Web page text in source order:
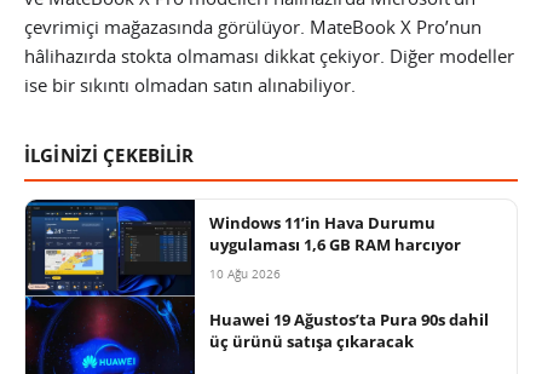
çevrimiçi mağazasında görülüyor. MateBook X Pro’nun
hâlihazırda stokta olmaması dikkat çekiyor. Diğer modeller
ise bir sıkıntı olmadan satın alınabiliyor.
İLGİNİZİ ÇEKEBİLİR
Windows 11’in Hava Durumu
uygulaması 1,6 GB RAM harcıyor
10 Ağu 2026
Huawei 19 Ağustos’ta Pura 90s dahil
üç ürünü satışa çıkaracak